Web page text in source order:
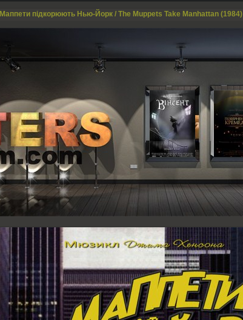
Маппети підкорюють Нью-Йорк / The Muppets Take Manhattan (1984)